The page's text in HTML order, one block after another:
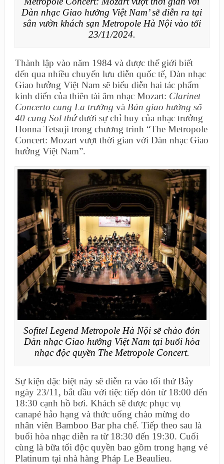
Dàn nhạc Giao hưởng Việt Nam’ sẽ diễn ra tại
sân vườn khách sạn Metropole Hà Nội vào tối
23/11/2024.
Thành lập vào năm 1984 và được thế giới biết
đến qua nhiều chuyến lưu diễn quốc tế, Dàn nhạc
Giao hưởng Việt Nam sẽ biểu diễn hai tác phẩm
kinh điển của thiên tài âm nhạc Mozart: Clarinet
Concerto cung La trưởng và Bản giao hưởng số
40 cung Sol thứdưới sự chỉ huy của nhạc trưởng
Honna Tetsuji trong chương trình “The Metropole
Concert: Mozart vượt thời gian với Dàn nhạc Giao
hưởng Việt Nam”.
Sofitel Legend Metropole Hà Nội sẽ chào đón
Dàn nhạc Giao hưởng Việt Nam tại buổi hòa
nhạc độc quyền The Metropole Concert.
Sự kiện đặc biệt này sẽ diễn ra vào tối thứ Bảy
ngày 23/11, bắt đầu với tiệc tiếp đón từ 18:00 đến
18:30 cạnh hồ bơi. Khách sẽ được phục vụ
canapé hảo hạng và thức uống chào mừng do
nhân viên Bamboo Bar pha chế. Tiếp theo sau là
buổi hòa nhạc diễn ra từ 18:30 đến 19:30. Cuối
cùng là bữa tối độc quyền bao gồm trong hạng vé
Platinum tại nhà hàng Pháp Le Beaulieu.